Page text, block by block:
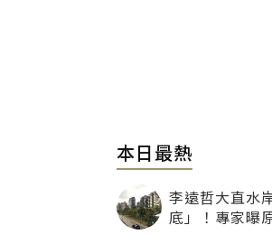
本日最熱
李遠哲大直水
底」！專家曝